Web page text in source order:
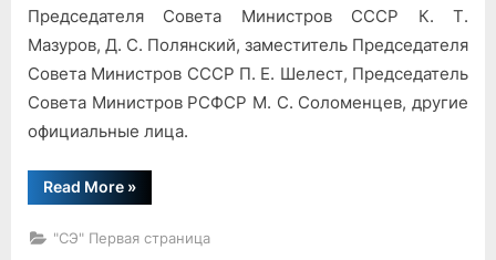
Председателя Совета Министров СССР К. Т.
Мазуров, Д. С. Полянский, заместитель Председателя
Совета Министров СССР П. Е. Шелест, Председатель
Совета Министров РСФСР М. С. Соломенцев, другие
официальные лица.
Read More“Обед
у
США”
»
"СЭ" Первая страница